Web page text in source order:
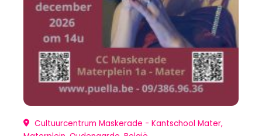
Cultuurcentrum Maskerade - Kantschool Mater,